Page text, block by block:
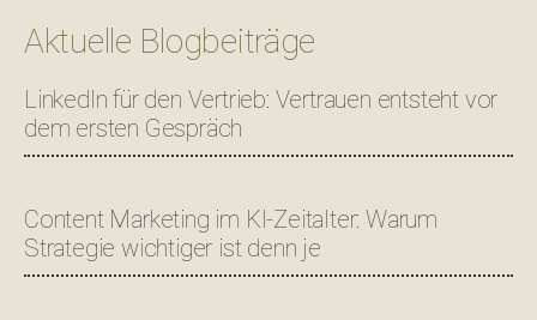
Aktuelle Blogbeiträge
LinkedIn für den Vertrieb: Vertrauen entsteht vor
dem ersten Gespräch
Content Marketing im KI-Zeitalter: Warum
Strategie wichtiger ist denn je